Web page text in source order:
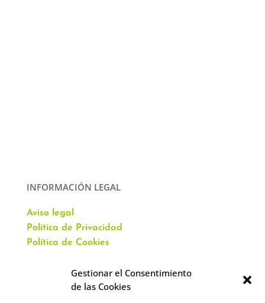
Gestionar el Consentimiento
de las Cookies
INFORMACIÓN LEGAL
Aviso legal
Política de Privacidad
Política de Cookies